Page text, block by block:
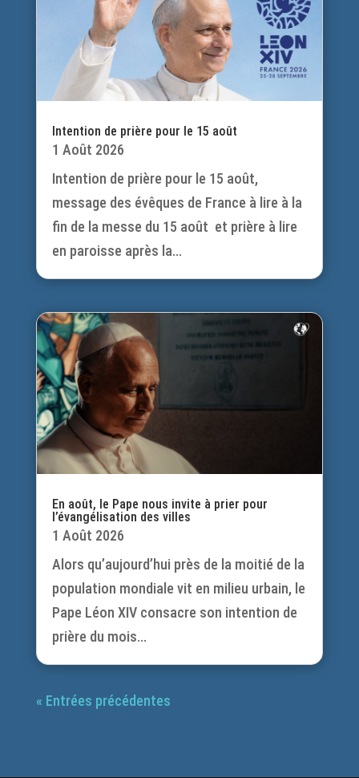
Intention de prière pour le 15 août
1 Août 2026
Intention de prière pour le 15 août,
message des évêques de France à lire à la
fin de la messe du 15 août et prière à lire
en paroisse après la...
En août, le Pape nous invite à prier pour
l’évangélisation des villes
1 Août 2026
Alors qu’aujourd’hui près de la moitié de la
population mondiale vit en milieu urbain, le
Pape Léon XIV consacre son intention de
prière du mois...
« Entrées précédentes